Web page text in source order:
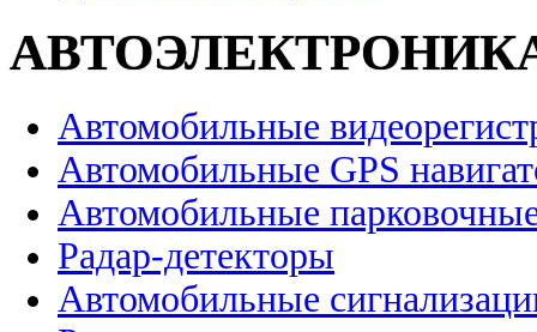
Автомобильные
Автомобильные GPS
Автомобильные
Радар-детекторы
Автомобильные